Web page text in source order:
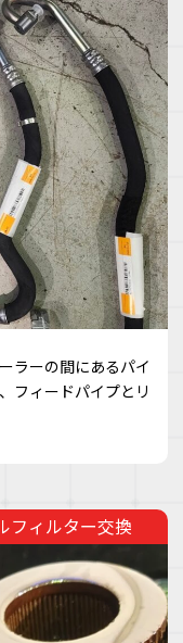
ラーの間にあるパイ
フィードパイプとリ
フィルター交換